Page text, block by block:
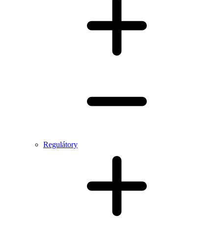
Regulátory